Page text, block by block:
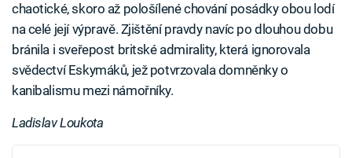
chaotické, skoro až pološílené chování posádky obou lodí
na celé její výpravě. Zjištění pravdy navíc po dlouhou dobu
bránila i sveřepost britské admirality, která ignorovala
svědectví Eskymáků, jež potvrzovala domněnky o
kanibalismu mezi námořníky.
Ladislav Loukota